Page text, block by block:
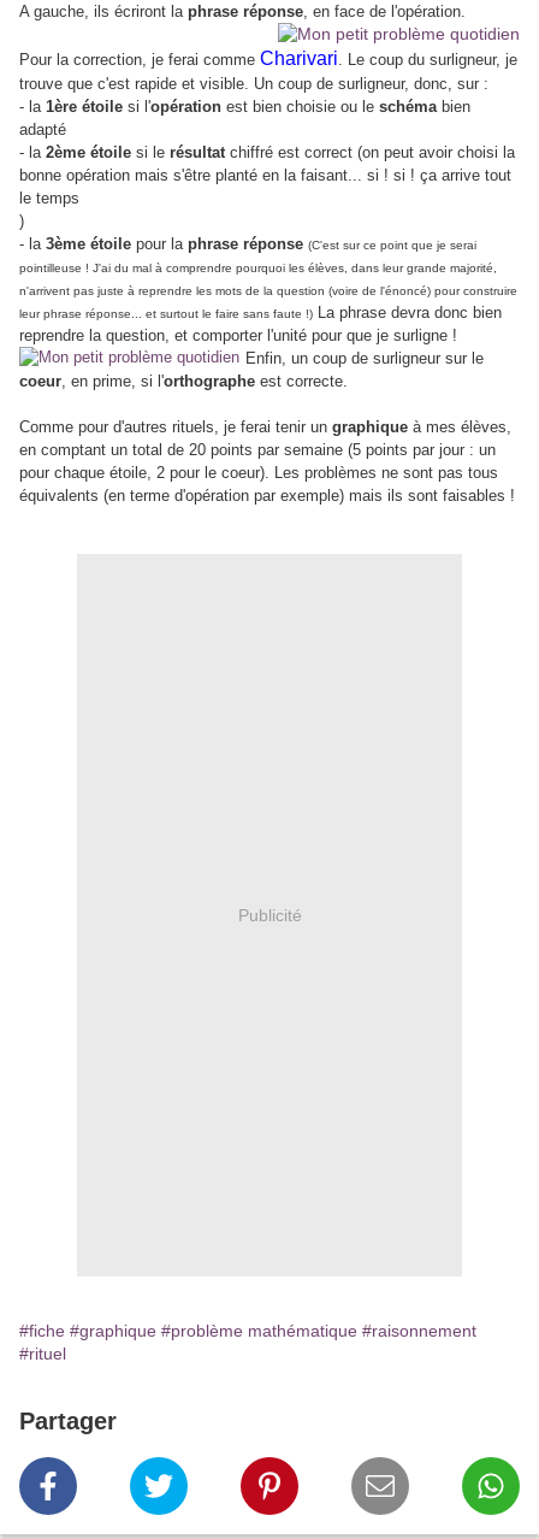
A gauche, ils écriront la phrase réponse, en face de l'opération.
Pour la correction, je ferai comme Charivari. Le coup du surligneur, je
trouve que c'est rapide et visible. Un coup de surligneur, donc, sur :
- la 1ère étoile si l'opération est bien choisie ou le schémabien
adapté
- la 2ème étoile si le résultatchiffré est correct (on peut avoir choisi la
bonne opération mais s'être planté en la faisant... si ! si ! ça arrive tout
le temps
)
- la 3ème étoile pour laphrase réponse (C'est sur ce point que je serai
pointilleuse ! J'ai du mal à comprendre pourquoi les élèves, dans leur grande majorité,
n'arrivent pas juste à reprendre les mots de la question (voire de l'énoncé) pour construire
leur phrase réponse... et surtout le faire sans faute !) La phrase devra donc bien
reprendre la question, et comporter l'unité pour que je surligne !
Enfin, un coup de surligneur sur le
coeur, en prime, si l'orthographe est correcte.
Comme pour d'autres rituels, je ferai tenir un graphique à mes élèves,
en comptant un total de 20 points par semaine (5 points par jour : un
pour chaque étoile, 2 pour le coeur). Les problèmes ne sont pas tous
équivalents (en terme d'opération par exemple) mais ils sont faisables !
Publicité
#fiche #graphique #problème mathématique #raisonnement
#rituel
Partager